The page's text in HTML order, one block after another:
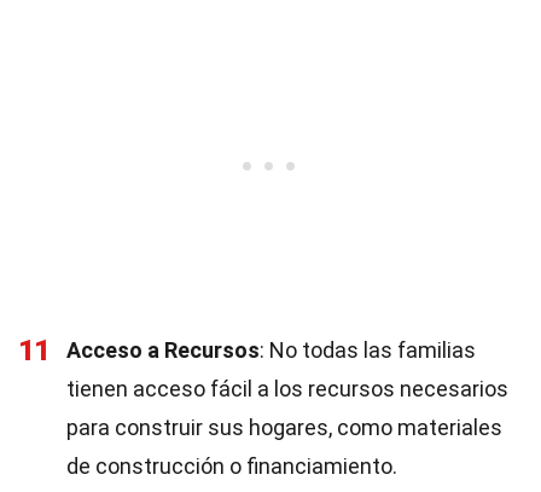
11 Acceso a Recursos: No todas las familias
tienen acceso fácil a los recursos necesarios
para construir sus hogares, como materiales
de construcción o financiamiento.